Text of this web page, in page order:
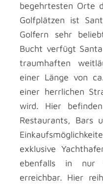
begehrtesten Orte
Golfplätzen ist
Golfern sehr
Bucht verfügt
traumhaften
einer Länge von
einer herrlichen
wird. Hier
Restaurants, Bars
exklusive
ebenfalls in nur
erreichbar. Hier